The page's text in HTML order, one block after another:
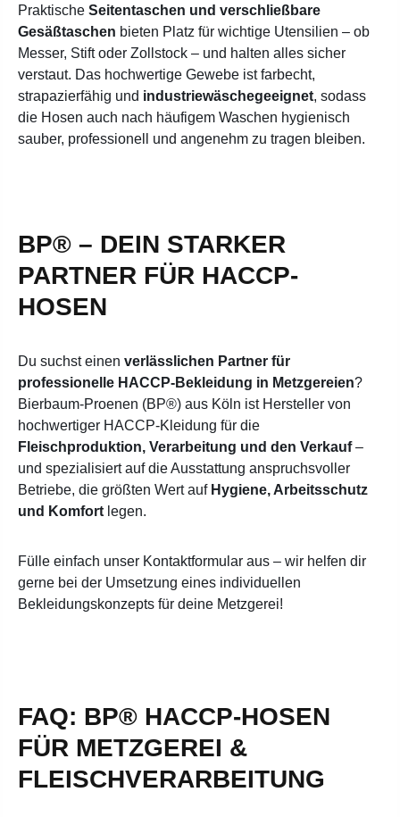
Praktische Seitentaschen und verschließbare
Gesäßtaschen bieten Platz für wichtige Utensilien – ob
Messer, Stift oder Zollstock – und halten alles sicher
verstaut. Das hochwertige Gewebe ist farbecht,
strapazierfähig und industriewäschegeeignet, sodass
die Hosen auch nach häufigem Waschen hygienisch
sauber, professionell und angenehm zu tragen bleiben.
BP® – DEIN STARKER
PARTNER FÜR HACCP-
HOSEN
Du suchst einen verlässlichen Partner für
professionelle HACCP-Bekleidung in Metzgereien?
Bierbaum-Proenen (BP®) aus Köln ist Hersteller von
hochwertiger HACCP-Kleidung für die
Fleischproduktion, Verarbeitung und den Verkauf–
und spezialisiert auf die Ausstattung anspruchsvoller
Betriebe, die größten Wert auf Hygiene, Arbeitsschutz
und Komfort legen.
Fülle einfach unser Kontaktformular aus – wir helfen dir
gerne bei der Umsetzung eines individuellen
Bekleidungskonzepts für deine Metzgerei!
FAQ: BP® HACCP-HOSEN
FÜR METZGEREI &
FLEISCHVERARBEITUNG